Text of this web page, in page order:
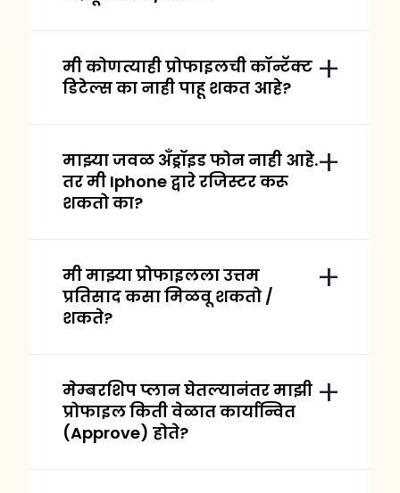
मी कोणत्याही प्रोफाइलची कॉन्टॅक्ट
डिटेल्स का नाही पाहू शकत आहे?
माझ्या जवळ अँड्रॉइड फोन नाही आहे.
तर मी Iphone द्वारे रजिस्टर करू
शकतो का?
मी माझ्या प्रोफाइलला उत्तम
प्रतिसाद कसा मिळवू शकतो /
शकते?
मेम्बरशिप प्लान घेतल्यानंतर माझी
प्रोफाइल किती वेळात कार्यान्वित
(Approve) होते?